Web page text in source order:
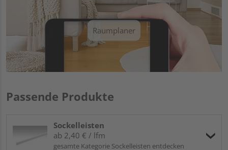
Raumplaner
Passende Produkte
Sockelleisten
ab 2,40 € / lfm
gesamte Kategorie Sockelleisten entdecken